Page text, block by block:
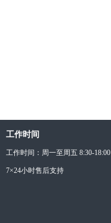
工作时间
工作时间：周一至周五 8:30-18:00
7×24小时售后支持